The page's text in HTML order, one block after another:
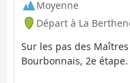
Moyenne
Départ à La
Sur les pas des
Bourbonnais, 2e étape.